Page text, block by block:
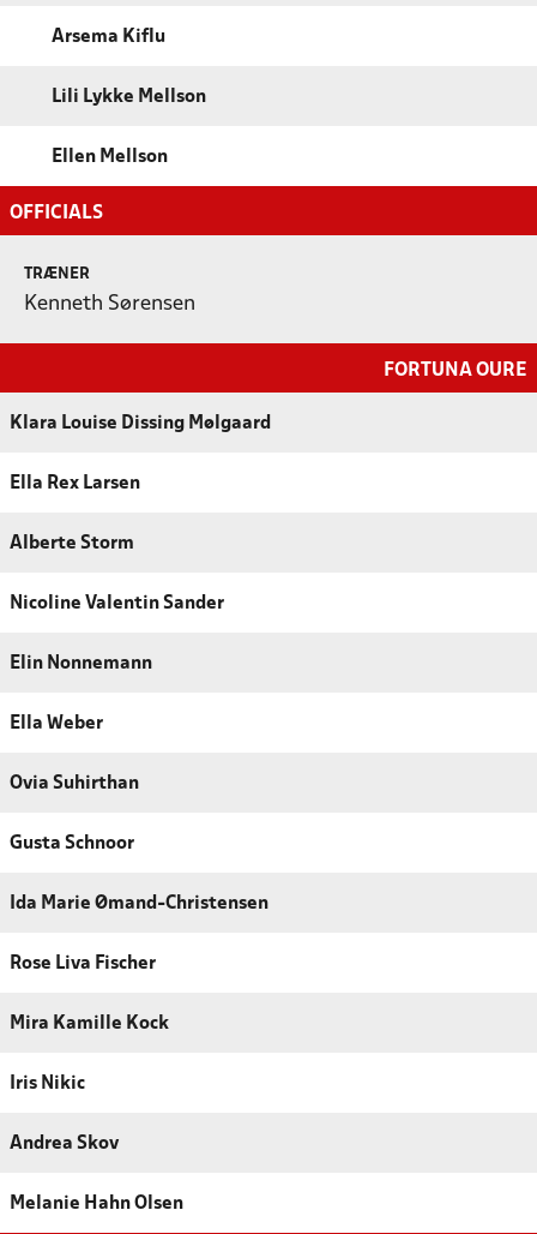
Arsema Kiflu
Lili Lykke Mellson
Ellen Mellson
OFFICIALS
TRÆNER
Kenneth Sørensen
FORTUNA OURE
Klara Louise Dissing Mølgaard
Ella Rex Larsen
Alberte Storm
Nicoline Valentin Sander
Elin Nonnemann
Ella Weber
Ovia Suhirthan
Gusta Schnoor
Ida Marie Ømand-Christensen
Rose Liva Fischer
Mira Kamille Kock
Iris Nikic
Andrea Skov
Melanie Hahn Olsen